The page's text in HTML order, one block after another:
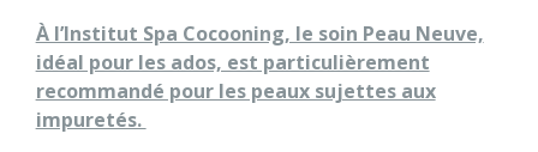
À l’Institut Spa Cocooning, le soin Peau Neuve,
idéal pour les ados, est particulièrement
recommandé pour les peaux sujettes aux
impuretés.